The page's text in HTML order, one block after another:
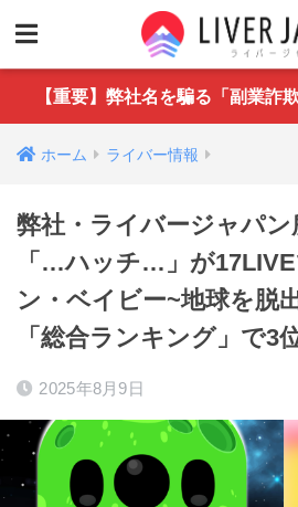
【重要】弊社名を騙る「副業詐
ホーム ライバー情報
弊社・ライバージャパン
「…ハッチ…」が
ン・ベイビー~地球を脱
「総合ランキング」で3
2025年8月9日